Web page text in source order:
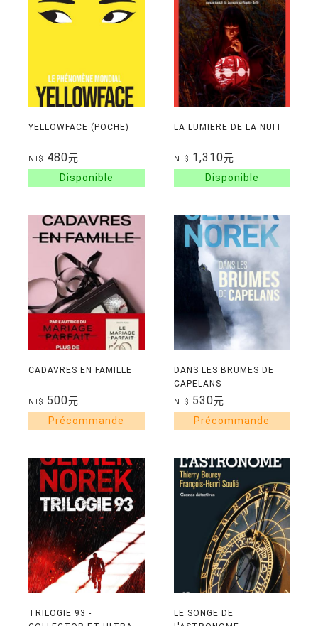
YELLOWFACE (POCHE)
NT$ 480元
LA LUMIERE DE LA NUIT
NT$ 1,310元
CADAVRES EN FAMILLE
NT$ 500元
DANS LES BRUMES DE
CAPELANS
NT$ 530元
TRILOGIE 93 -
LE SONGE DE